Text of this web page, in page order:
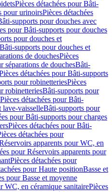
Pièces détachées pour Bâti-
pour urinoirsPièces détachées
supports pour douches avec
pour Bâti-supports pour douches
pour douches et
supports pour douches et
de douchesPièces
séparations de douchesBâti-
détachées pour Bâti-supports
pour robinetteriesPièces
robinetteriesBâti-supports pour
Pièces détachées pour Bâti-
lave-vaisselleBâti-supports pour
pour Bâti-supports pour charges
Pièces détachées pour Bâti-
détachées pour
apparents pour WC, en
pour Réservoirs apparents pour
Pièces détachées pour
pour Haute positionBasse et
pour Basse et moyenne
WC, en céramique sanitairePièces